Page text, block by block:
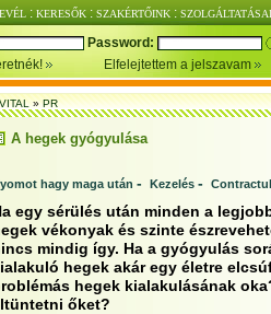
: KERESŐK : SZAKÉRTŐINK :
Password:
Elfelejtettem a jelszavam
VITAL»PR
A hegek gyógyulása
hagy maga után - Kezelés -
egy sérülés után minden a
vékonyak és szinte
mindig így. Ha a gyógyulás
hegek akár egy életre
hegek kialakulásának
őket?